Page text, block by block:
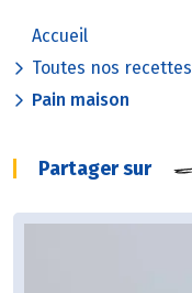
Accueil
Toutes nos recettes
Pain maison
Partager sur